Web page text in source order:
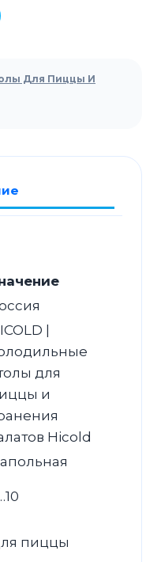
Для Пиццы И
|
для
и
Hicold
пиццы